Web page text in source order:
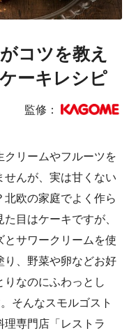
コツを教え
ーキレシピ
監修：
クリームやフルーツを
せんが、実は甘くない
欧の家庭でよく作ら
目はケーキですが、
とサワークリームを使
り、野菜や卵などお好
なのにふわっとし
そんなスモルゴスト
理専門店「レストラ